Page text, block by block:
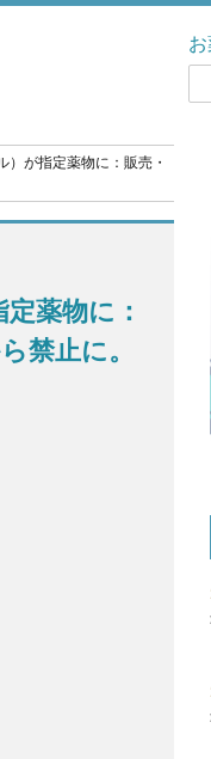
）が指定薬物に：販売・
薬物に：
禁止に。